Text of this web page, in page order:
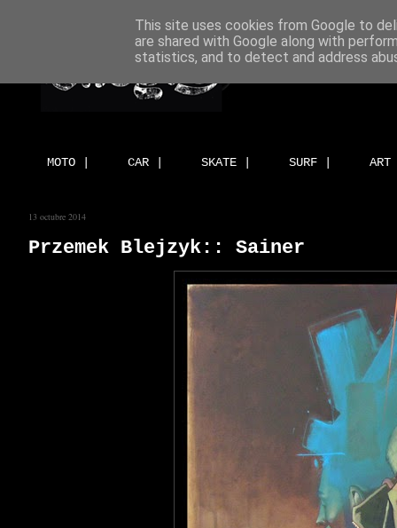
MOTO | CAR | SKATE | SURF |
13 octubre 2014
Przemek Blejzyk:: Sainer
This site uses cookies from Google to
are shared with Google along with
statistics, and to detect and address